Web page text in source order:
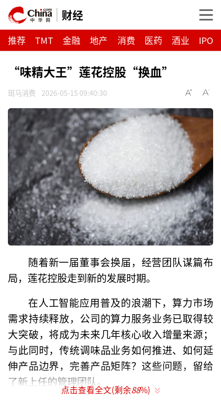
财经
推荐 TMT 金融 地产 消费 医药 酒业 IPO
“味精大王”莲花控股“换血”
斑马消费 2026-05-15 09:40:30
随着新一届董事会换届，经营团队谋篇布
局，莲花控股走到新的发展时期。
在人工智能应用普及的浪潮下，算力市场
需求持续释放，公司的算力服务业务已取得较
大突破，将成为未来几年核心收入增量来源；
与此同时，传统调味品业务如何推进、如何延
伸产品边界，完善产品矩阵？这些问题，留给
了新上任的管理团队。
点击查看全文(剩余88%)